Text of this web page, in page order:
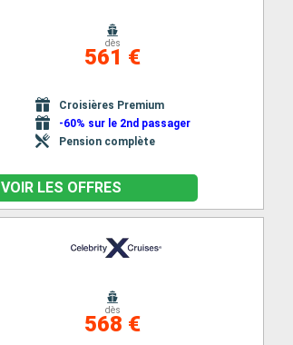
dès
561 €
Croisières Premium
-60% sur le 2nd passager
Pension complète
VOIR LES OFFRES
dès
568 €